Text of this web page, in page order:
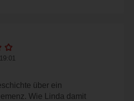
über ein
Wie Linda damit